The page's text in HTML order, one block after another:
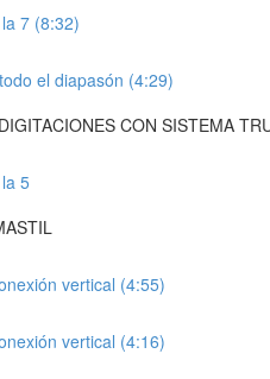
7 (8:32)
el diapasón (4:29)
CON SISTEMA
5
vertical (4:55)
vertical (4:16)